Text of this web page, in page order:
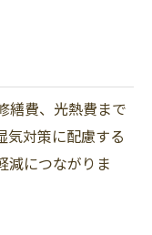
繕費、光熱費まで
気対策に配慮する
減につながりま